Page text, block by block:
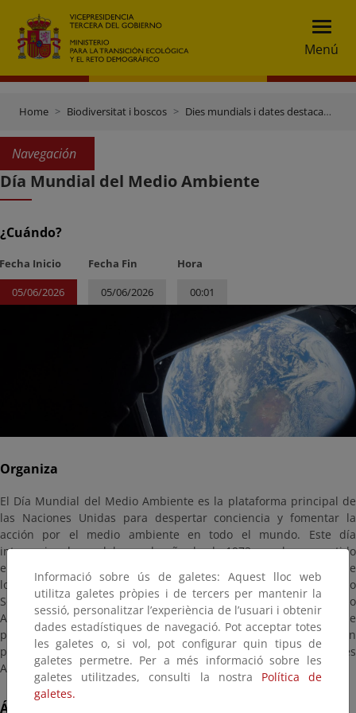
Menú
Home Biodiversitat i boscos Dies mundials i dates destacades
Navegación
Día Mundial del Medio Ambiente
¿Cuándo?
Fecha Inicio
05/06/2026
Fecha Fin
05/06/2026
Hora
00:01
Organiza
El Día Mundial del Medio Ambiente es la plataforma principal de
las Naciones Unidas para despertar conciencia y fomentar la
acción por el medio ambiente en todo el mundo. Este día
internacional se celebra cada año desde 1973 y se ha convertido
en una plataforma vital para promover el progreso en materia de
los aspectos ambientales de los Objetivos de Desarrollo
Sostenible. El Programa de las Naciones Unidas para el Medio
Ambiente (PNUMA) coordina esta conmemoración en la que
participan más de 150 países cada año. Cada año lo auspicia un
país diferente, y en este 2026 el anfitrión y organizador es
Azerbaiyán, con el cambio climático como tema central.
Área
Informació sobre ús de galetes: Aquest lloc web
utilitza galetes pròpies i de tercers per mantenir la
sessió, personalitzar l’experiència de l’usuari i obtenir
dades estadístiques de navegació. Pot acceptar totes
les galetes o, si vol, pot configurar quin tipus de
galetes permetre. Per a més informació sobre les
galetes utilitzades, consulti la nostra Política de
galetes.